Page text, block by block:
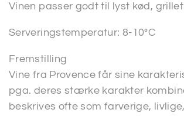
Vinen passer godt til lyst kød,
Serveringstemperatur: 8-10°C
Fremstilling
Vine fra Provence får sine
pga. deres stærke karakter
beskrives ofte som farverige,